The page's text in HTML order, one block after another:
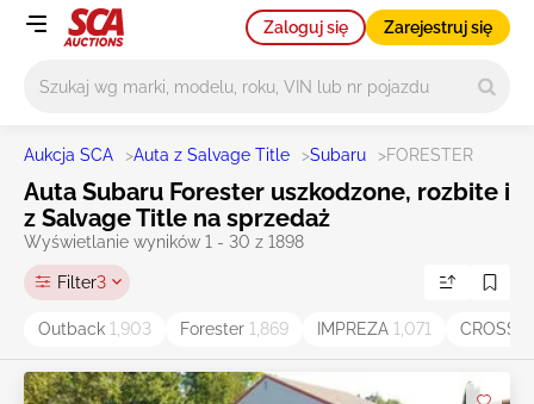
Zaloguj się Zarejestruj się
Aukcja SCA >Auta z Salvage Title >Subaru >FORESTER
Auta Subaru Forester uszkodzone, rozbite i
z Salvage Title na sprzedaż
Wyświetlanie wyników 1 - 30 z 1898
Filter3
Outback 1,903 Forester 1,869 IMPREZA 1,071